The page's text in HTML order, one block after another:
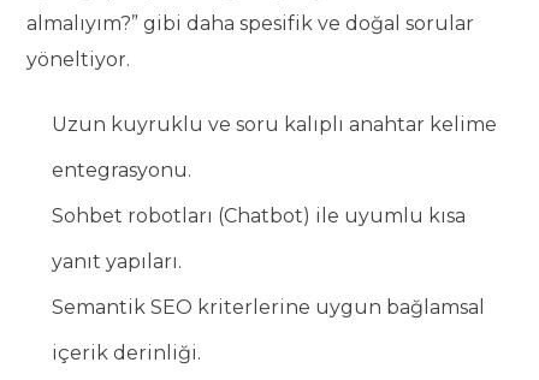
almalıyım?” gibi daha spesifik ve doğal sorular
yöneltiyor.
Uzun kuyruklu ve soru kalıplı anahtar kelime
entegrasyonu.
Sohbet robotları (Chatbot) ile uyumlu kısa
yanıt yapıları.
Semantik SEO kriterlerine uygun bağlamsal
içerik derinliği.